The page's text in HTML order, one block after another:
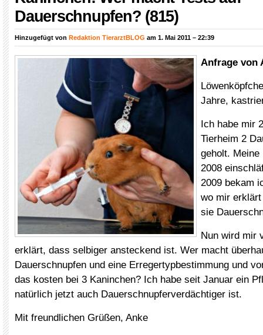
Dauerschnupfen? (815)
Hinzugefügt von Redaktion TierarztBLOG am 1. Mai 2011 – 22:39
Anfrage von
Jahre,
Ich habe mir
Tierheim 2
geholt.
2008
2009 bekam
wo mir
sie
Nun wird mir
erklärt, dass selbiger ansteckend ist. Wer macht
Dauerschnupfen und eine Erregertypbestimmung und
das kosten bei 3 Kaninchen? Ich habe seit Januar ein
natürlich jetzt auch Dauerschnupferverdächtiger ist.
Mit freundlichen Grüßen, Anke